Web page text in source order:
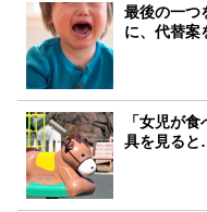
最後の一つ
に、代替案
「女児が
具を見る